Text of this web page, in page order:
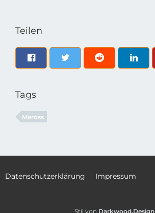
Teilen
Tags
Meross
Datenschutzerklärung Impressum
Stil von Darkwood.Design